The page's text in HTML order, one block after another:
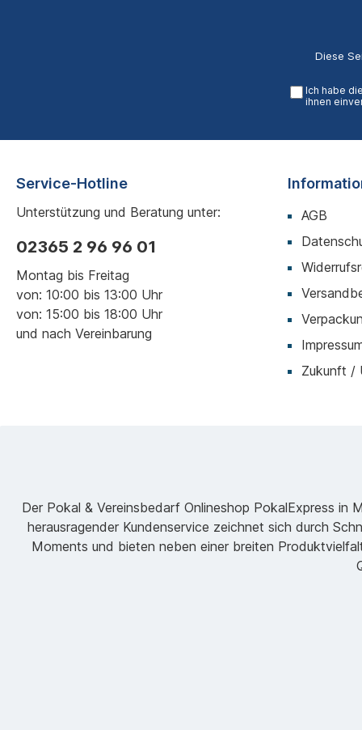
Diese
Ich habe die
ihnen
Service-Hotline
Unterstützung und Beratung unter:
02365 2 96 96 01
Montag bis Freitag
von: 10:00 bis 13:00 Uhr
von: 15:00 bis 18:00 Uhr
und nach Vereinbarung
AGB
Zukunft /
Der Pokal & Vereinsbedarf Onlineshop PokalExpress in
herausragender Kundenservice zeichnet sich durch
Moments und bieten neben einer breiten